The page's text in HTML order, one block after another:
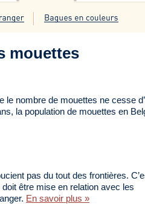
mouettes
le nombre de mouettes ne cesse
la population de mouettes en
pas du tout des frontières.
être mise en relation avec les
En savoir plus »